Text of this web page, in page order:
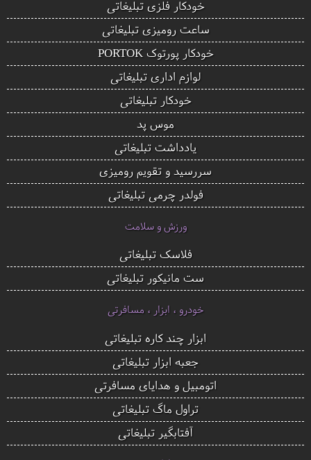
خودکار فلزی تبلیغاتی
ساعت رومیزی تبلیغاتی
خودکار پورتوک PORTOK
لوازم اداری تبلیغاتی
خودکار تبلیغاتی
موس پد
یادداشت تبلیغاتی
سررسید و تقویم رومیزی
فولدر چرمی تبلیغاتی
ورزش و سلامت
فلاسک تبلیغاتی
ست مانیکور تبلیغاتی
خودرو ، ابزار ، مسافرتی
ابزار چند کاره تبلیغاتی
جعبه ابزار تبلیغاتی
اتومبیل و هدایای مسافرتی
تراول ماگ تبلیغاتی
آفتابگیر تبلیغاتی